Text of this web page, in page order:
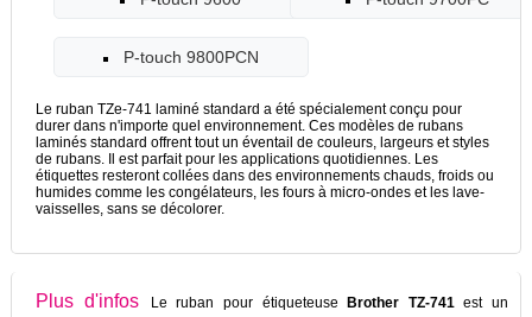
P-touch 9800PCN
Le ruban TZe-741 laminé standard a été spécialement conçu pour
durer dans n'importe quel environnement. Ces modèles de rubans
laminés standard offrent tout un éventail de couleurs, largeurs et styles
de rubans. Il est parfait pour les applications quotidiennes. Les
étiquettes resteront collées dans des environnements chauds, froids ou
humides comme les congélateurs, les fours à micro-ondes et les lave-
vaisselles, sans se décolorer.
Plus d'infos Le ruban pour étiqueteuseBrother TZ-741 est un